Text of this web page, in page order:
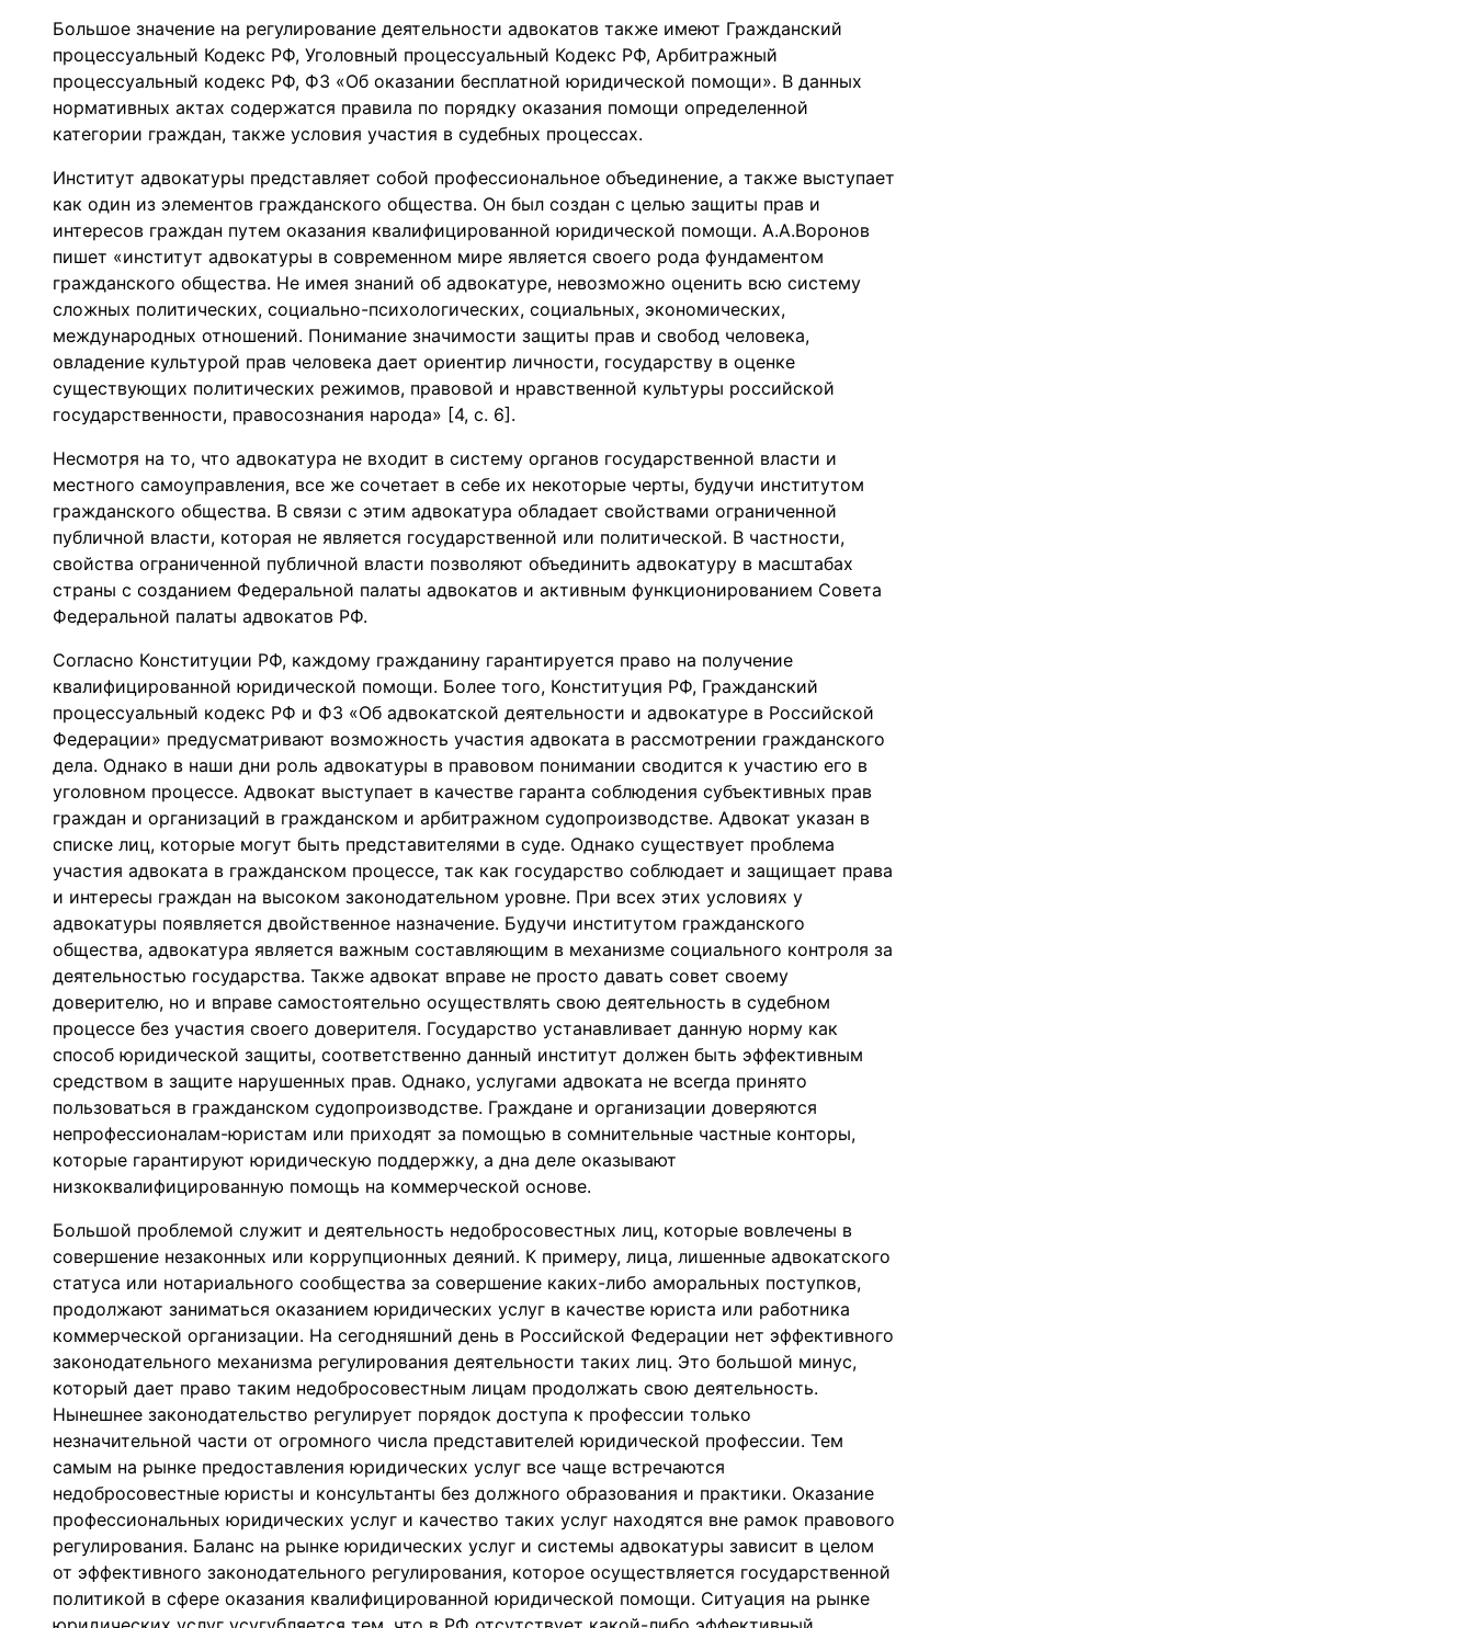
Большое значение на регулирование деятельности адвокатов также имеют Гражданский
процессуальный Кодекс РФ, Уголовный процессуальный Кодекс РФ, Арбитражный
процессуальный кодекс РФ, ФЗ «Об оказании бесплатной юридической помощи». В данных
нормативных актах содержатся правила по порядку оказания помощи определенной
категории граждан, также условия участия в судебных процессах.
Институт адвокатуры представляет собой профессиональное объединение, а также выступает
как один из элементов гражданского общества. Он был создан с целью защиты прав и
интересов граждан путем оказания квалифицированной юридической помощи. А.А.Воронов
пишет «институт адвокатуры в современном мире является своего рода фундаментом
гражданского общества. Не имея знаний об адвокатуре, невозможно оценить всю систему
сложных политических, социально-психологических, социальных, экономических,
международных отношений. Понимание значимости защиты прав и свобод человека,
овладение культурой прав человека дает ориентир личности, государству в оценке
существующих политических режимов, правовой и нравственной культуры российской
государственности, правосознания народа» [4, с. 6].
Несмотря на то, что адвокатура не входит в систему органов государственной власти и
местного самоуправления, все же сочетает в себе их некоторые черты, будучи институтом
гражданского общества. В связи с этим адвокатура обладает свойствами ограниченной
публичной власти, которая не является государственной или политической. В частности,
свойства ограниченной публичной власти позволяют объединить адвокатуру в масштабах
страны с созданием Федеральной палаты адвокатов и активным функционированием Совета
Федеральной палаты адвокатов РФ.
Согласно Конституции РФ, каждому гражданину гарантируется право на получение
квалифицированной юридической помощи. Более того, Конституция РФ, Гражданский
процессуальный кодекс РФ и ФЗ «Об адвокатской деятельности и адвокатуре в Российской
Федерации» предусматривают возможность участия адвоката в рассмотрении гражданского
дела. Однако в наши дни роль адвокатуры в правовом понимании сводится к участию его в
уголовном процессе. Адвокат выступает в качестве гаранта соблюдения субъективных прав
граждан и организаций в гражданском и арбитражном судопроизводстве. Адвокат указан в
списке лиц, которые могут быть представителями в суде. Однако существует проблема
участия адвоката в гражданском процессе, так как государство соблюдает и защищает права
и интересы граждан на высоком законодательном уровне. При всех этих условиях у
адвокатуры появляется двойственное назначение. Будучи институтом гражданского
общества, адвокатура является важным составляющим в механизме социального контроля за
деятельностью государства. Также адвокат вправе не просто давать совет своему
доверителю, но и вправе самостоятельно осуществлять свою деятельность в судебном
процессе без участия своего доверителя. Государство устанавливает данную норму как
способ юридической защиты, соответственно данный институт должен быть эффективным
средством в защите нарушенных прав. Однако, услугами адвоката не всегда принято
пользоваться в гражданском судопроизводстве. Граждане и организации доверяются
непрофессионалам-юристам или приходят за помощью в сомнительные частные конторы,
которые гарантируют юридическую поддержку, а дна деле оказывают
низкоквалифицированную помощь на коммерческой основе.
Большой проблемой служит и деятельность недобросовестных лиц, которые вовлечены в
совершение незаконных или коррупционных деяний. К примеру, лица, лишенные адвокатского
статуса или нотариального сообщества за совершение каких-либо аморальных поступков,
продолжают заниматься оказанием юридических услуг в качестве юриста или работника
коммерческой организации. На сегодняшний день в Российской Федерации нет эффективного
законодательного механизма регулирования деятельности таких лиц. Это большой минус,
который дает право таким недобросовестным лицам продолжать свою деятельность.
Нынешнее законодательство регулирует порядок доступа к профессии только
незначительной части от огромного числа представителей юридической профессии. Тем
самым на рынке предоставления юридических услуг все чаще встречаются
недобросовестные юристы и консультанты без должного образования и практики. Оказание
профессиональных юридических услуг и качество таких услуг находятся вне рамок правового
регулирования. Баланс на рынке юридических услуг и системы адвокатуры зависит в целом
от эффективного законодательного регулирования, которое осуществляется государственной
политикой в сфере оказания квалифицированной юридической помощи. Ситуация на рынке